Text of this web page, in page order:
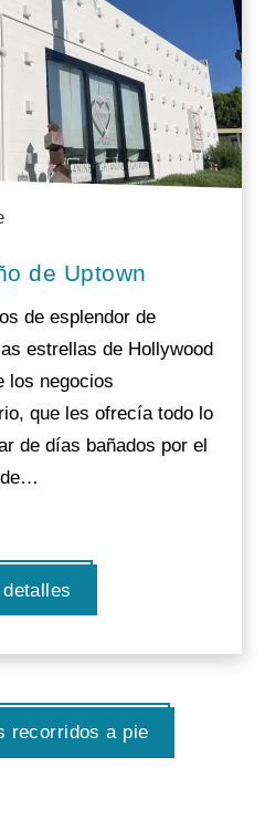
de Uptown
de esplendor de
estrellas de Hollywood
los negocios
que les ofrecía todo lo
de días bañados por el
de…
recorridos a pie